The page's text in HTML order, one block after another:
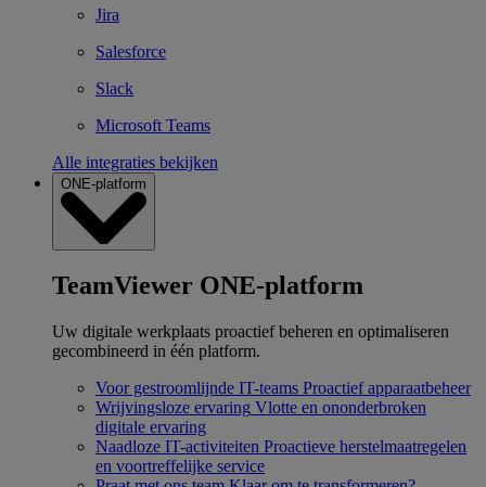
Jira
Salesforce
Slack
Microsoft Teams
Alle integraties bekijken
ONE-platform
TeamViewer ONE-platform
Uw digitale werkplaats proactief beheren en optimaliseren
gecombineerd in één platform.
Voor gestroomlijnde IT-teams Proactief apparaatbeheer
Wrijvingsloze ervaring Vlotte en ononderbroken
digitale ervaring
Naadloze IT-activiteiten Proactieve herstelmaatregelen
en voortreffelijke service